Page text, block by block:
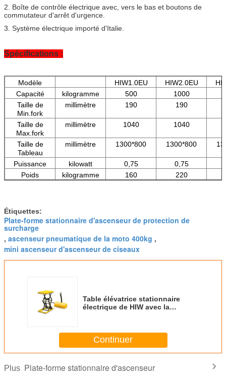
2. Boîte de contrôle électrique avec, vers le bas et boutons de
commutateur d'arrêt d'urgence.
3. Système électrique importé d'Italie.
Spécifications :
Modèle HIW1.0EU HIW2.0EU
Capacité
kilogramme 500 1000
Taille de
Min.fork
millimètre 190 190
Taille de
Max.fork
millimètre 1040 1040
Taille de
Tableau
millimètre 1300*800 1300*800
Puissance kilowatt 0,75 0,75
Poids
kilogramme 160 220
Étiquettes:
Plate-forme stationnaire d'ascenseur de protection de
surcharge
, ascenseur pneumatique de la moto 400kg ,
mini ascenseur d'ascenseur de ciseaux
Table élévatrice stationnaire
électrique de HIW avec la
d'ascenseur de dispositif
Continuer
Plus Plate-forme stationnaire d'ascenseur